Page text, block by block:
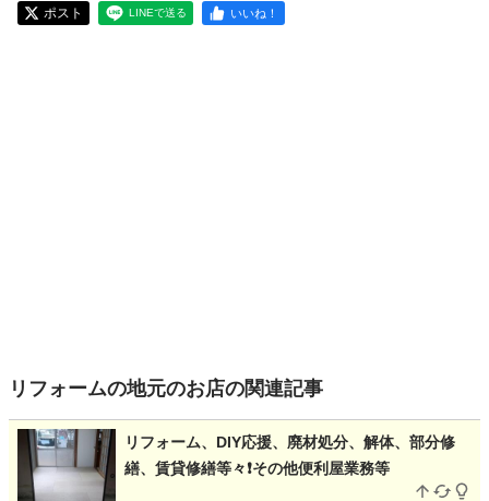
ポスト LINEで送る いいね！
リフォームの地元のお店の関連記事
リフォーム、DIY応援、廃材処分、解体、部分修
繕、賃貸修繕等々❗その他便利屋業務等